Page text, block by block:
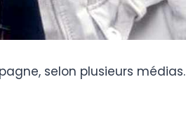
selon plusieurs médias.